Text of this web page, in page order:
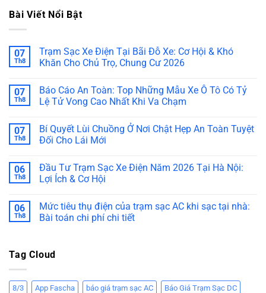
Bài Viết Nổi Bật
07
Th8
Trạm Sạc Xe Điện Tại Bãi Đỗ Xe: Cơ Hội & Khó
Khăn Cho Chủ Trọ, Chung Cư 2026
07
Th8
Báo Cáo An Toàn: Top Những Mẫu Xe Ô Tô Có Tỷ
Lệ Tử Vong Cao Nhất Khi Va Chạm
07
Th8
Bí Quyết Lùi Chuồng Ở Nơi Chật Hẹp An Toàn Tuyệt
Đối Cho Lái Mới
06
Th8
Đầu Tư Trạm Sạc Xe Điện Năm 2026 Tại Hà Nội:
Lợi Ích & Cơ Hội
06
Th8
Mức tiêu thụ điện của trạm sạc AC khi sạc tại nhà:
Bài toán chi phí chi tiết
Tag Cloud
8/3 App Fascha báo giá trạm sạc AC Báo Giá Trạm Sạc DC